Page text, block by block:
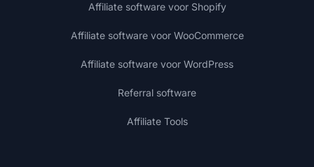
Affiliate software voor Shopify
Affiliate software voor WooCommerce
Affiliate software voor WordPress
Referral software
Affiliate Tools